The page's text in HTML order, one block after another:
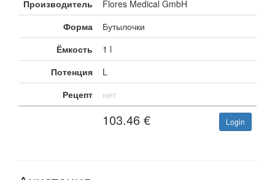
Производитель
Flores Medical GmbH
Форма
Бутылочки
Ёмкость
1 l
Потенция
L
Рецепт
нет
103.46 € Login